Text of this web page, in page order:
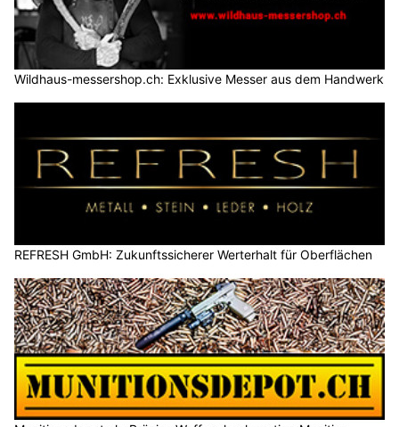
Wildhaus-messershop.ch: Exklusive Messer aus dem Handwerk
REFRESH GmbH: Zukunftssicherer Werterhalt für Oberflächen